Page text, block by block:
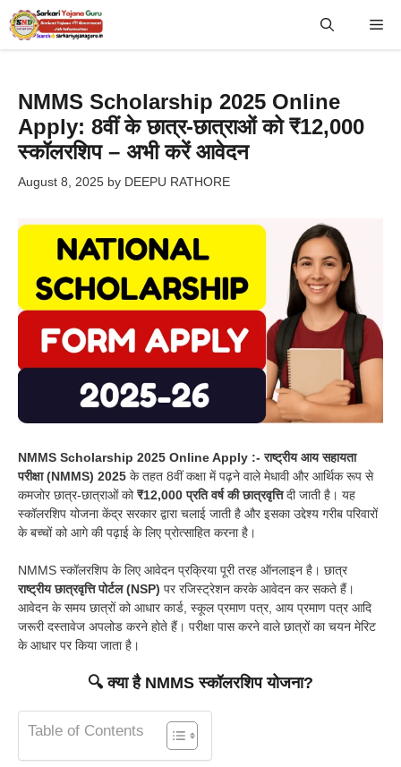
Skip
to
NMMS Scholarship 2025 Online
Apply: 8वीं के छात्र-छात्राओं को ₹12,000
स्कॉलरशिप – अभी करें आवेदन
August 8, 2025 by DEEPU RATHORE
NMMS Scholarship 2025 Online Apply :- राष्ट्रीय आय सहायता
परीक्षा (NMMS) 2025 के तहत 8वीं कक्षा में पढ़ने वाले मेधावी और आर्थिक रूप से
कमजोर छात्र-छात्राओं को₹12,000 प्रति वर्ष की छात्रवृत्तिदी जाती है। यह
स्कॉलरशिप योजना केंद्र सरकार द्वारा चलाई जाती है और इसका उद्देश्य गरीब परिवारों
के बच्चों को आगे की पढ़ाई के लिए प्रोत्साहित करना है।
NMMS स्कॉलरशिप के लिए आवेदन प्रक्रिया पूरी तरह ऑनलाइन है। छात्र
राष्ट्रीय छात्रवृत्ति पोर्टल (NSP) पर रजिस्ट्रेशन करके आवेदन कर सकते हैं।
आवेदन के समय छात्रों को आधार कार्ड, स्कूल प्रमाण पत्र, आय प्रमाण पत्र आदि
जरूरी दस्तावेज अपलोड करने होते हैं। परीक्षा पास करने वाले छात्रों का चयन मेरिट
के आधार पर किया जाता है।
🔍 क्या है NMMS स्कॉलरशिप योजना?
Table of Contents